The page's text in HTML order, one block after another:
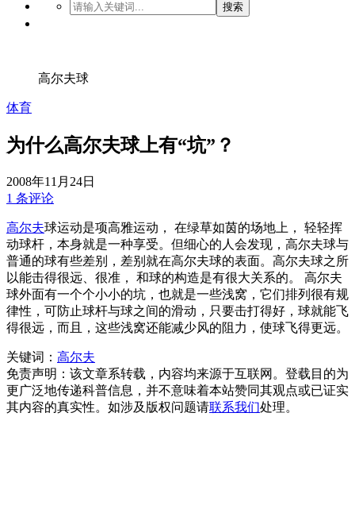
搜索
高尔夫球
体育
为什么高尔夫球上有“坑”？
2008年11月24日
1 条评论
高尔夫球运动是项高雅运动， 在绿草如茵的场地上， 轻轻挥
动球杆，本身就是一种享受。但细心的人会发现，高尔夫球与
普通的球有些差别，差别就在高尔夫球的表面。高尔夫球之所
以能击得很远、很准， 和球的构造是有很大关系的。 高尔夫
球外面有一个个小小的坑，也就是一些浅窝，它们排列很有规
律性，可防止球杆与球之间的滑动，只要击打得好，球就能飞
得很远，而且，这些浅窝还能减少风的阻力，使球飞得更远。
关键词： 高尔夫
免责声明：该文章系转载，内容均来源于互联网。登载目的为
更广泛地传递科普信息，并不意味着本站赞同其观点或已证实
其内容的真实性。如涉及版权问题请联系我们处理。